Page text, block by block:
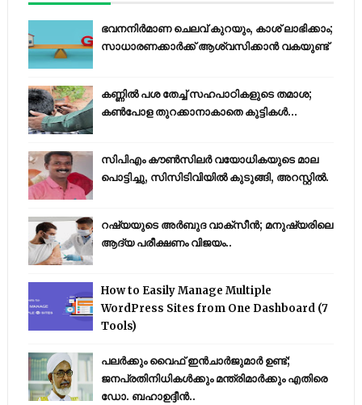
ഭവനനിർമാണ ചെലവ് കുറയും, കാശ് ലാഭിക്കാം;
സാധാരണക്കാർക്ക് ആശ്വസിക്കാൻ വകയുണ്ട്
കണ്ണിൽ പശ തേച്ച് സഹപാഠികളുടെ തമാശ;
കൺപോള തുറക്കാനാകാതെ കുട്ടികൾ...
സിപിഎം കൗണ്‍സിലര്‍ വയോധികയുടെ മാല
പൊട്ടിച്ചു, സിസിടിവിയില്‍ കുടുങ്ങി, അറസ്റ്റില്‍.
റഷ്യയുടെ അര്‍ബുദ വാക്‌സീന്‍; മനുഷ്യരിലെ
ആദ്യ പരീക്ഷണം വിജയം..
How to Easily Manage Multiple
WordPress Sites from One Dashboard (7
Tools)
പലർക്കും വൈഫ് ഇൻചാർജുമാർ ഉണ്ട്;
ജനപ്രതിനിധികൾക്കും മന്ത്രിമാർക്കും എതിരെ
ഡോ. ബഹാഉദ്ദീൻ..